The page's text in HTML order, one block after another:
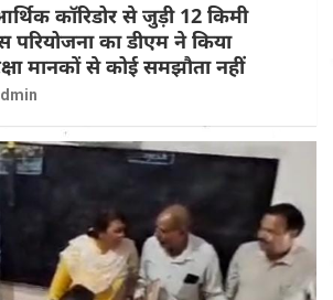
कॉरिडोर से जुड़ी 12 किमी
परियोजना का डीएम ने किया
मानकों से कोई समझौता नहीं